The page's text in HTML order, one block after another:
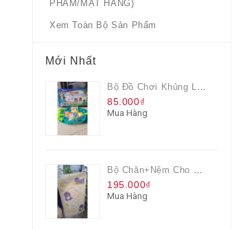
PHẨM/MẶT HÀNG)
Xem Toàn Bộ Sản Phẩm
Mới Nhất
Bộ Đồ Chơi Khủng Long Đại Chiến
85.000₫
Mua Hàng
Bộ Chăn+nệm Cho Bé Everon Quà Từ Pediasure
195.000₫
Mua Hàng